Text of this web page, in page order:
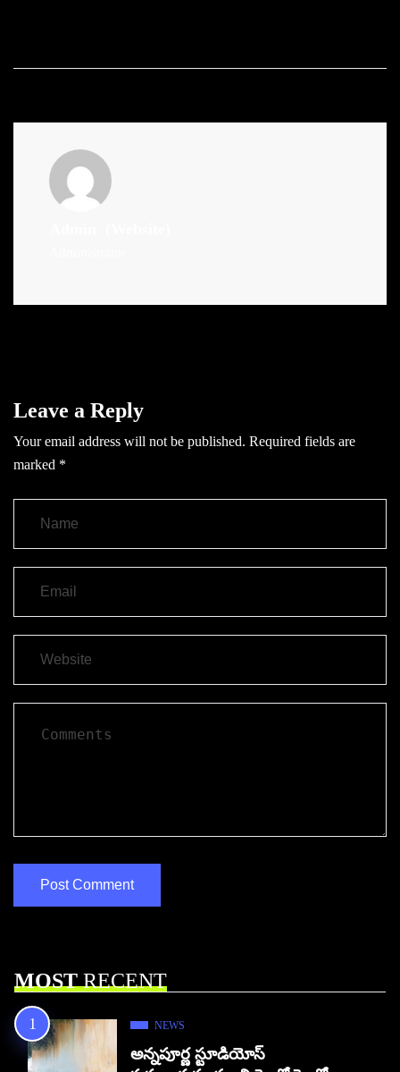
Leave a Reply
Your email address will not be published. Required fields are
marked *
MOSTRECENT
NEWS
అన్నపూర్ణ స్టూడియోస్